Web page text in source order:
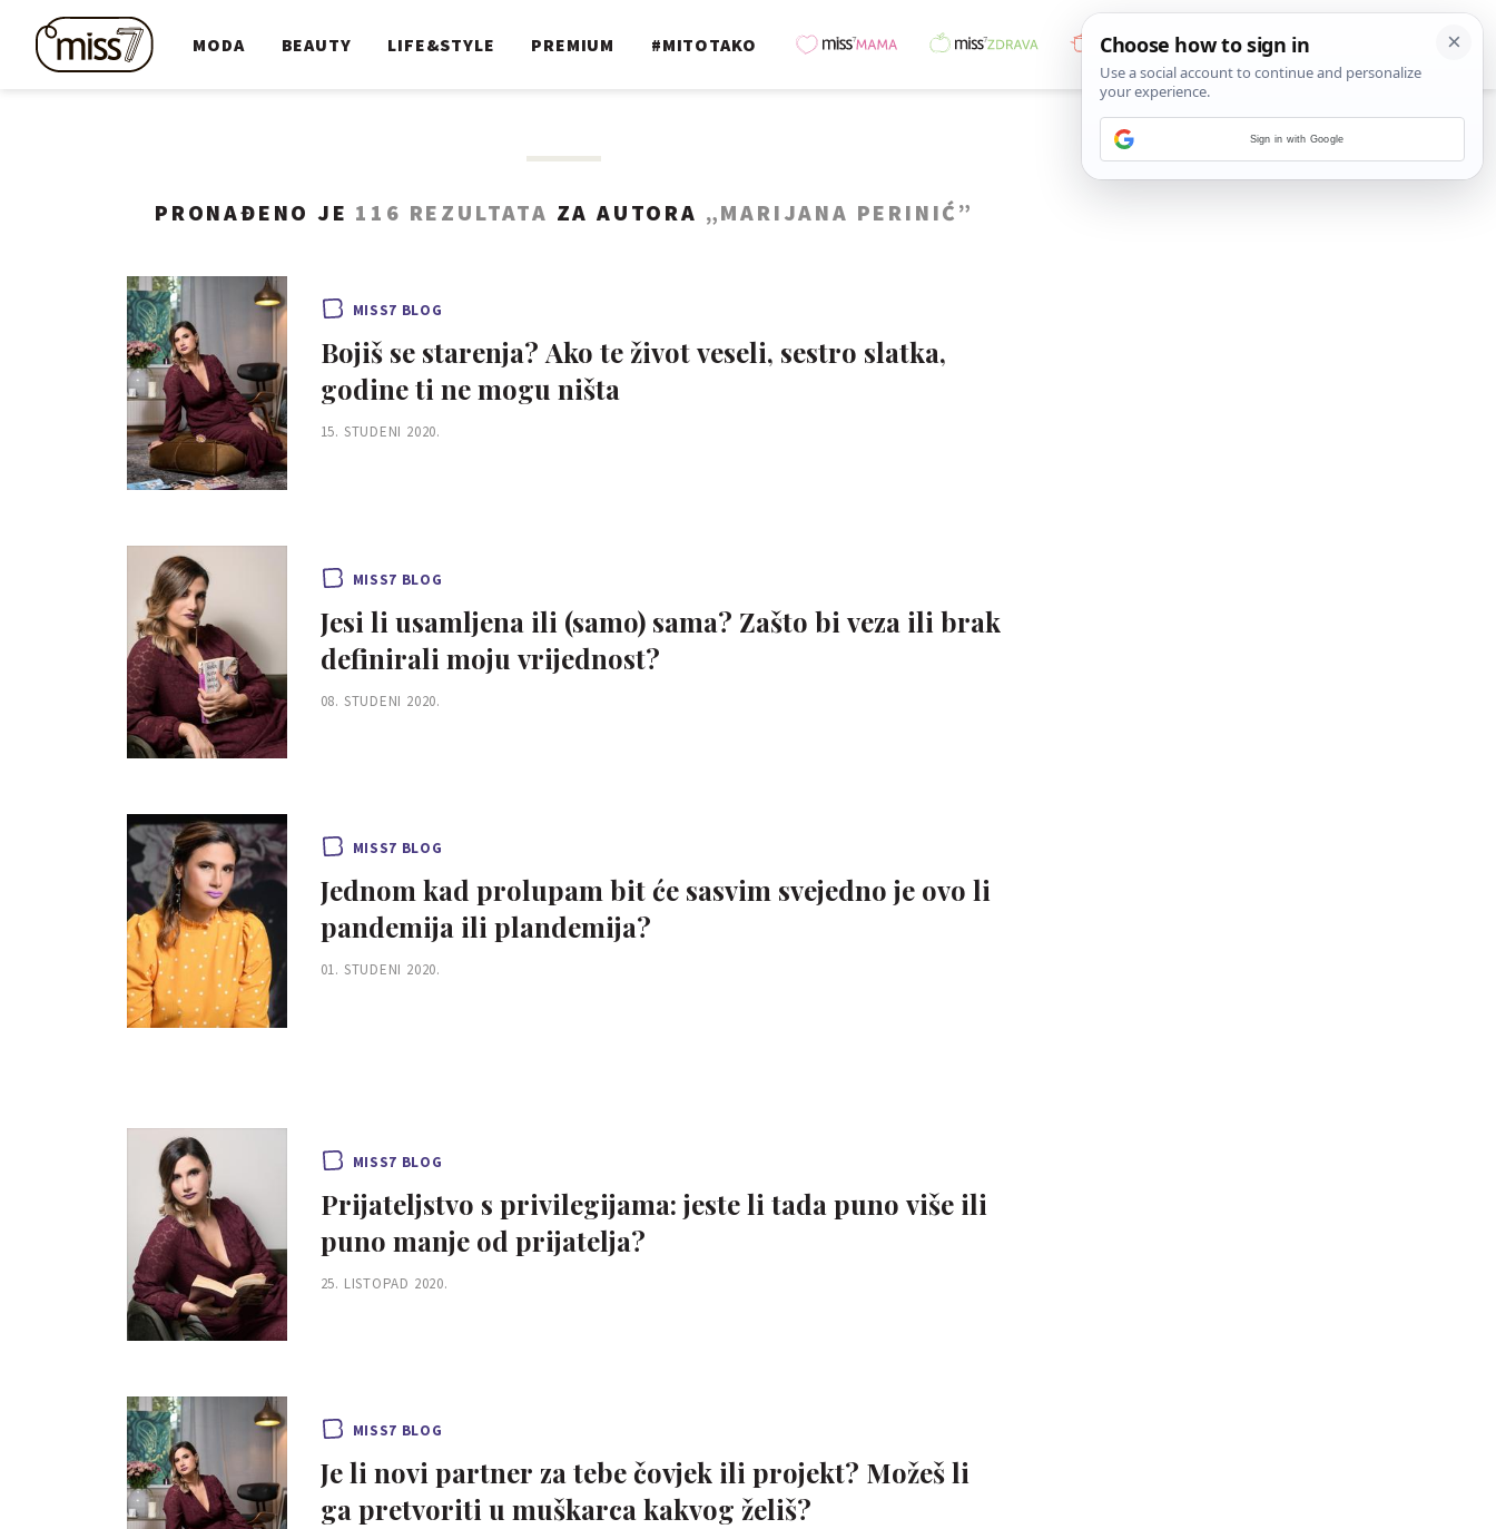
MODA BEAUTY LIFE&STYLE PREMIUM #MITOTAKO
PRONAĐENO JE 116 REZULTATA ZA AUTORA „MARIJANA PERINIĆ”
MISS7 BLOG
Bojiš se starenja? Ako te život veseli, sestro slatka,
godine ti ne mogu ništa
15. STUDENI 2020.
MISS7 BLOG
Jesi li usamljena ili (samo) sama? Zašto bi veza ili brak
definirali moju vrijednost?
08. STUDENI 2020.
MISS7 BLOG
Jednom kad prolupam bit će sasvim svejedno je ovo li
pandemija ili plandemija?
01. STUDENI 2020.
MISS7 BLOG
Prijateljstvo s privilegijama: jeste li tada puno više ili
puno manje od prijatelja?
25. LISTOPAD 2020.
MISS7 BLOG
Je li novi partner za tebe čovjek ili projekt? Možeš li
ga pretvoriti u muškarca kakvog želiš?
Sign in with Google